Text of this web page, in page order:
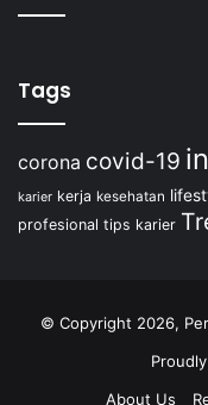
Tags
corona covid-19
karier kerja kesehatan
profesional tips karier
© Copyright 2026,
About Us